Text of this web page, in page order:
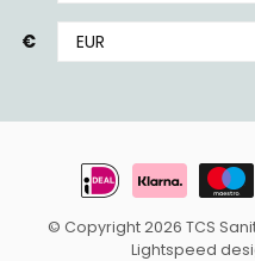
€
© Copyright 2026 TCS
Lightspeed